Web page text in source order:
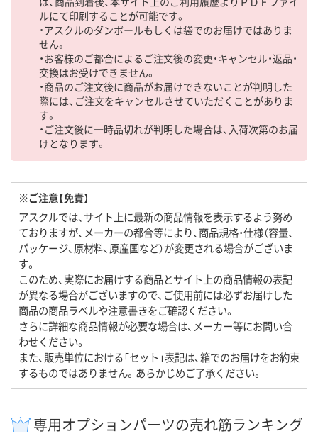
ルにて印刷することが可能です。
・アスクルのダンボールもしくは袋でのお届けではありま
せん。
・お客様のご都合によるご注文後の変更・キャンセル・返品・
交換はお受けできません。
・商品のご注文後に商品がお届けできないことが判明した
際には、ご注文をキャンセルさせていただくことがありま
す。
・ご注文後に一時品切れが判明した場合は、入荷次第のお届
けとなります。
※ご注意【免責】
アスクルでは、サイト上に最新の商品情報を表示するよう努め
ておりますが、メーカーの都合等により、商品規格・仕様（容量、
パッケージ、原材料、原産国など）が変更される場合がございま
す。
このため、実際にお届けする商品とサイト上の商品情報の表記
が異なる場合がございますので、ご使用前には必ずお届けした
商品の商品ラベルや注意書きをご確認ください。
さらに詳細な商品情報が必要な場合は、メーカー等にお問い合
わせください。
また、販売単位における「セット」表記は、箱でのお届けをお約束
するものではありません。あらかじめご了承ください。
専用オプションパーツの売れ筋ランキング